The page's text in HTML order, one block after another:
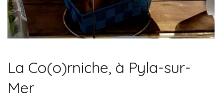
La Co(o)rniche, à Pyla-sur-
Mer